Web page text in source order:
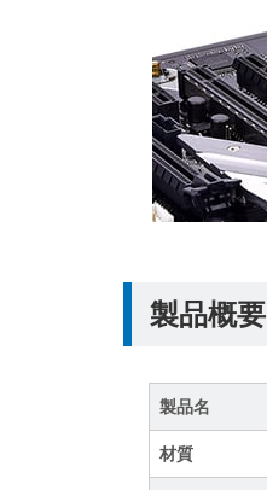
製品概要
製品名
材質